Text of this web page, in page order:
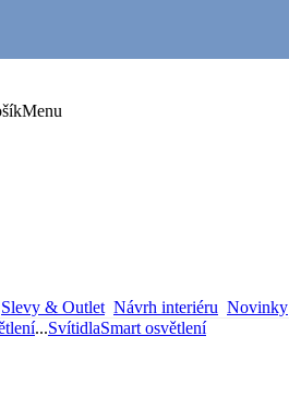
Menu
Slevy & Outlet Návrh interiéru Novinky
...SvítidlaSmart osvětlení